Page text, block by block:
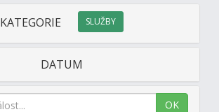
KATEGORIE SLUŽBY
DATUM
OK